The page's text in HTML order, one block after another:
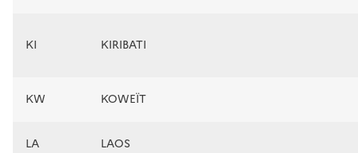
KI KIRIBATI
KW KOWEÏT
LA LAOS